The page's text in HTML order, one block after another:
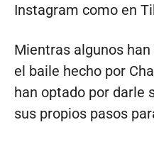
Instagram como en
Mientras algunos
el baile hecho por
han optado por darle
sus propios pasos